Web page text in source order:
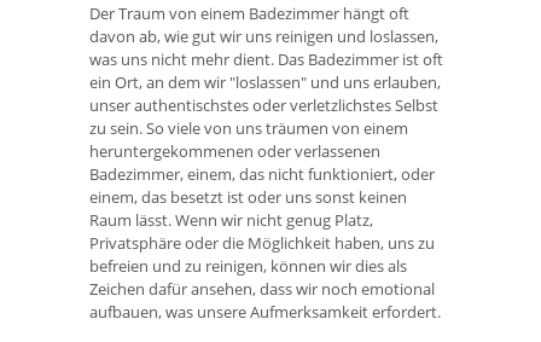
Der Traum von einem Badezimmer hängt oft
davon ab, wie gut wir uns reinigen und loslassen,
was uns nicht mehr dient. Das Badezimmer ist oft
ein Ort, an dem wir "loslassen" und uns erlauben,
unser authentischstes oder verletzlichstes Selbst
zu sein. So viele von uns träumen von einem
heruntergekommenen oder verlassenen
Badezimmer, einem, das nicht funktioniert, oder
einem, das besetzt ist oder uns sonst keinen
Raum lässt. Wenn wir nicht genug Platz,
Privatsphäre oder die Möglichkeit haben, uns zu
befreien und zu reinigen, können wir dies als
Zeichen dafür ansehen, dass wir noch emotional
aufbauen, was unsere Aufmerksamkeit erfordert.